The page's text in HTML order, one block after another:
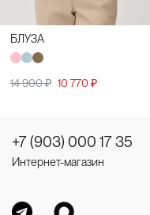
БЛУЗА
14 900 ₽ 10 770 ₽
+7 (903) 000 17 35
Интернет-магазин